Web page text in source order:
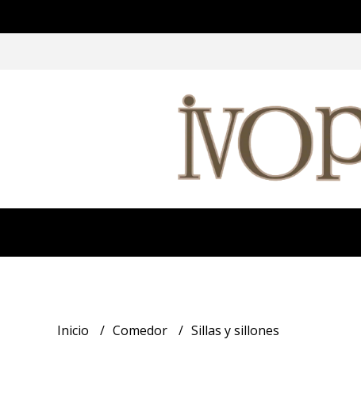
Inicio Comedor Sillas y sillones